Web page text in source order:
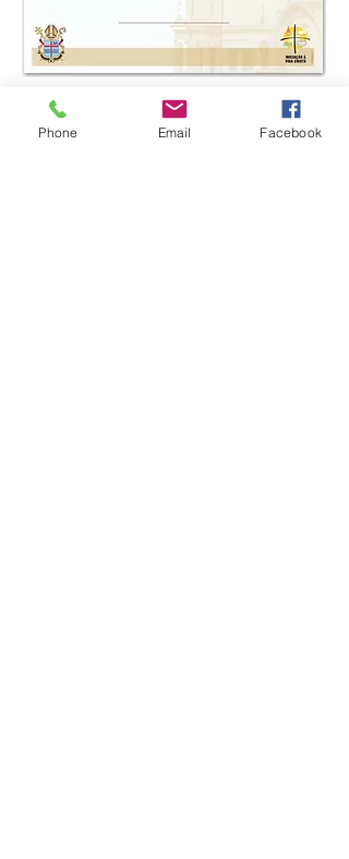
FALE CONOSCO:
Phone Email Facebook